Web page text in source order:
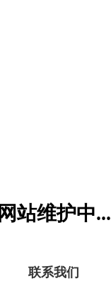
网站维护中...
联系我们